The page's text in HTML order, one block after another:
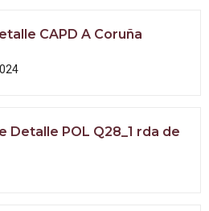
CAPD A Coruña
Detalle POL Q28_1 rda de